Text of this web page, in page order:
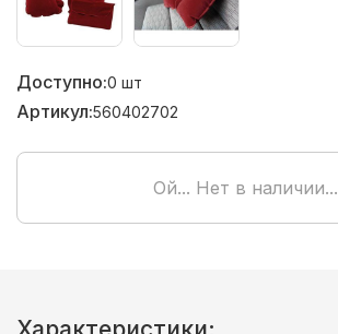
Доступно:0 шт
Артикул:560402702
Ой... Нет в наличии...
Характеристики: